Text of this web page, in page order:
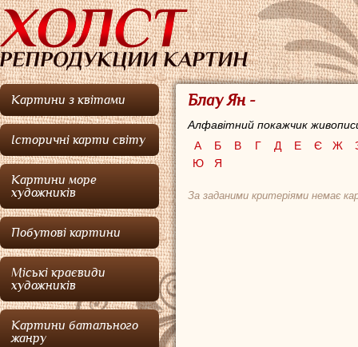
Картини з квітами
Історичні карти світу
Картини море
художників
Побутові картини
Міські краєвиди
художників
Картини батального
жанру
Блау Ян -
Алфавітний покажчик
А
Б В Г Д Е Є Ж
Ю
Я
За заданими критеріями немає